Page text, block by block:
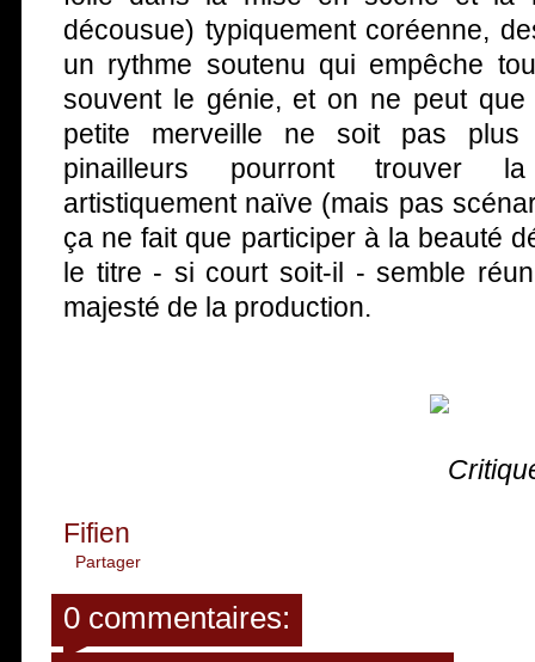
décousue) typiquement coréenne,
un rythme soutenu qui empêche
souvent le génie, et on ne peut
petite merveille ne soit pas
pinailleurs pourront trouver
artistiquement naïve (mais pas
ça ne fait que participer à la beauté
le titre - si court soit-il - semble
majesté de la production.
Fifien
Partager
0 commentaires: